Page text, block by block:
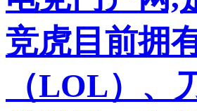
竞虎目前拥
（LOL）、